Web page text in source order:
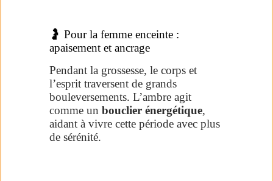
🤰 Pour la femme enceinte :
apaisement et ancrage
Pendant la grossesse, le corps et
l’esprit traversent de grands
bouleversements. L’ambre agit
comme un bouclier énergétique,
aidant à vivre cette période avec plus
de sérénité.